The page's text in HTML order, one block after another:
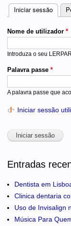
Separadores
Iniciar sessão
Nome de utilizador *
Introduza o seu
Palavra passe *
A palavra passe que
Iniciar sessão
Entradas
Dentista em
Clinica dentaria
Uso de Invisalign
Música Para